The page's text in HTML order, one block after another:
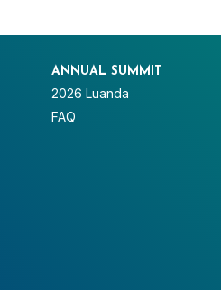
ANNUAL SUMMIT
2026 Luanda
FAQ